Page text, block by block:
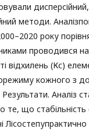
методи.
року
проводився на
відхилень (Кс)
кожного з
Результати. Аналіз
те, що